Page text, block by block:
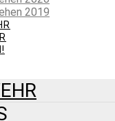
2019